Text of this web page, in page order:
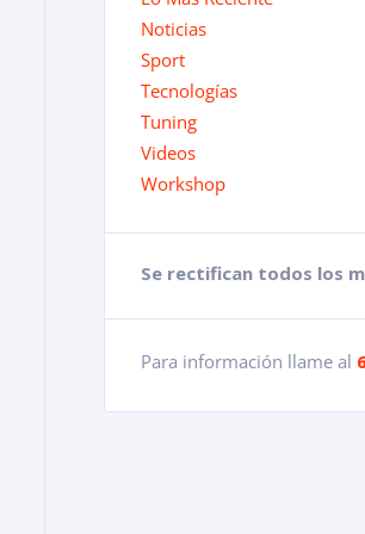
Noticias
Sport
Tecnologías
Tuning
Videos
Workshop
Se rectifican todos los
Para información llame al